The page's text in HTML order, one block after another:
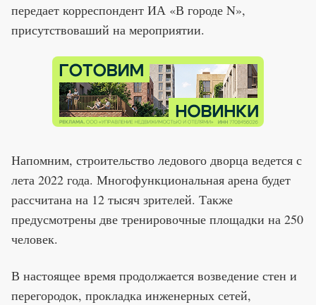
передает корреспондент ИА «В городе N»,
присутствоваший на мероприятии.
Напомним, строительство ледового дворца ведется с
лета 2022 года. Многофункциональная арена будет
рассчитана на 12 тысяч зрителей. Также
предусмотрены две тренировочные площадки на 250
человек.
В настоящее время продолжается возведение стен и
перегородок, прокладка инженерных сетей,